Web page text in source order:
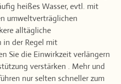
heißes Wasser, evtl. mit
umweltverträglichen
alltägliche
in der Regel mit
Sie die Einwirkzeit verlängern
verstärken . Mehr und
nur selten schneller zum